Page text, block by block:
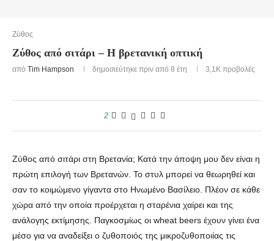
Ζύθος
Ζύθος από σιτάρι – Η βρετανική οπτική
από Tim Hampson δημοσιεύτηκε πριν από 8 έτη 3,1K προβολές
2
Ζύθος από σιτάρι στη Βρετανία; Κατά την άποψη μου δεν είναι η
πρώτη επιλογή των Βρετανών. Το στυλ μπορεί να θεωρηθεί και
σαν το κοιμώμενο γίγαντα στο Ηνωμένο Βασίλειο. Πλέον σε κάθε
χώρα από την οποία προέρχεται η σταρένια χαίρει και της
ανάλογης εκτίμησης. Παγκοσμίως οι wheat beers έχουν γίνει ένα
μέσο για να αναδείξει ο ζυθοποιός της μικροζυθοποιίας τις